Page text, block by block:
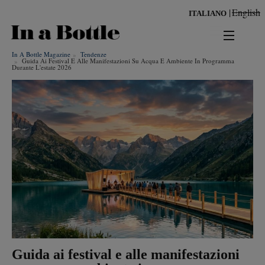
contenuto
ITALIANO English
Risultati per
news
territorio
benessere
ambiente
cultura
persone
In A Bottle Magazine Tendenze
Guida Ai Festival E Alle Manifestazioni Su Acqua E Ambiente In Programma
Durante L'estate 2026
Guida ai festival e alle manifestazioni